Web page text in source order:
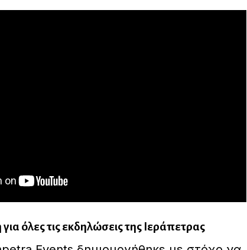
όλες τις εκδηλώσεις της Ιεράπετρας